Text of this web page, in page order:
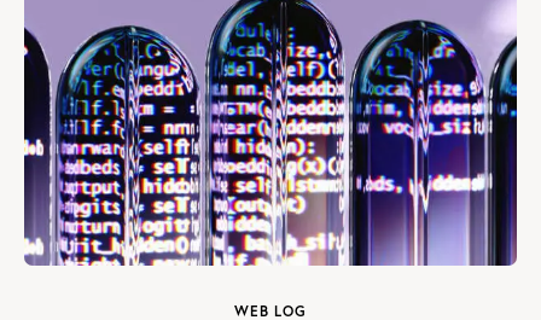
WEB LOG